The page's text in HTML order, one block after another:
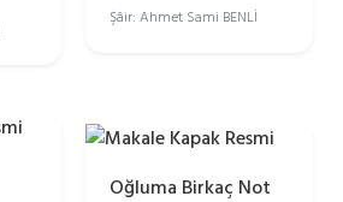
Şâir: Ahmet Sami BENLİ
Oğluma Birkaç Not